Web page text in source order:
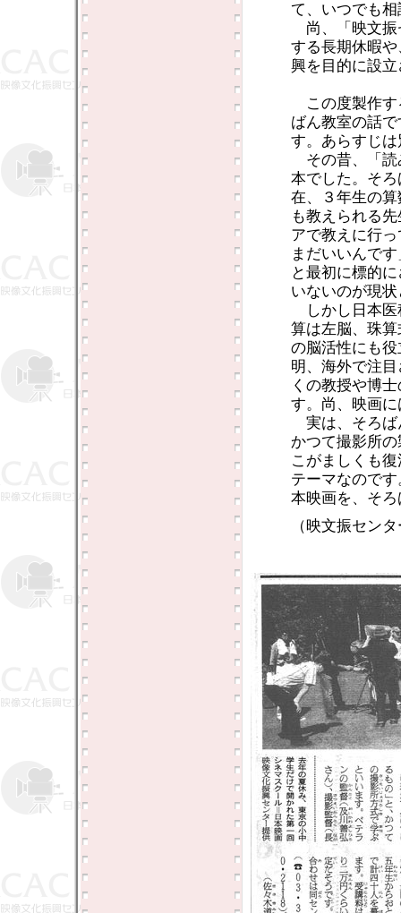
て、いつでも
尚、「映文振
する長期休暇
興を目的に設
この度製作す
ばん教室の話
す。あらすじ
その昔、「読
本でした。そ
在、３年生の
も教えられる
アで教えに行
まだいいんで
と最初に標的
いないのが現
しかし日本医
算は左脳、珠
の脳活性にも
明、海外で注
くの教授や博
す。尚、映画
実は、そろば
かつて撮影所
こがましくも
テーマなので
本映画を、そ
（映文振セン